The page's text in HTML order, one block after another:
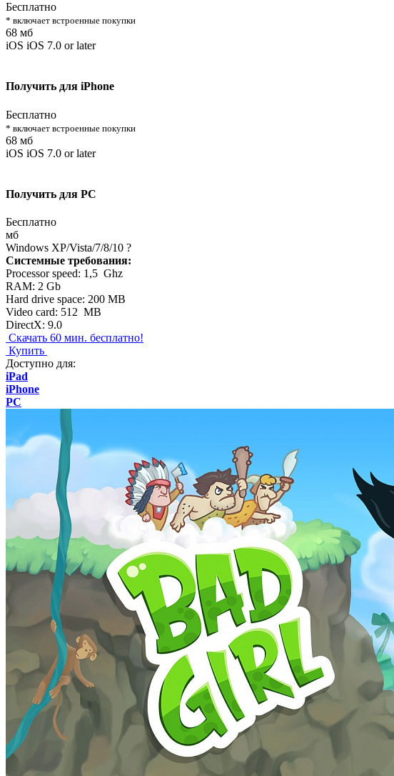
Бесплатно
* включает встроенные покупки
68 мб
iOS iOS 7.0 or later
Получить для iPhone
Бесплатно
* включает встроенные покупки
68 мб
iOS iOS 7.0 or later
Получить для PC
Бесплатно
мб
Windows XP/Vista/7/8/10 ?
Системные требования:
Processor speed: 1,5 Ghz
RAM: 2 Gb
Hard drive space: 200 MB
Video card: 512 MB
DirectX: 9.0
Скачать 60 мин. бесплатно!
Купить
Доступно для:
iPad
iPhone
PC